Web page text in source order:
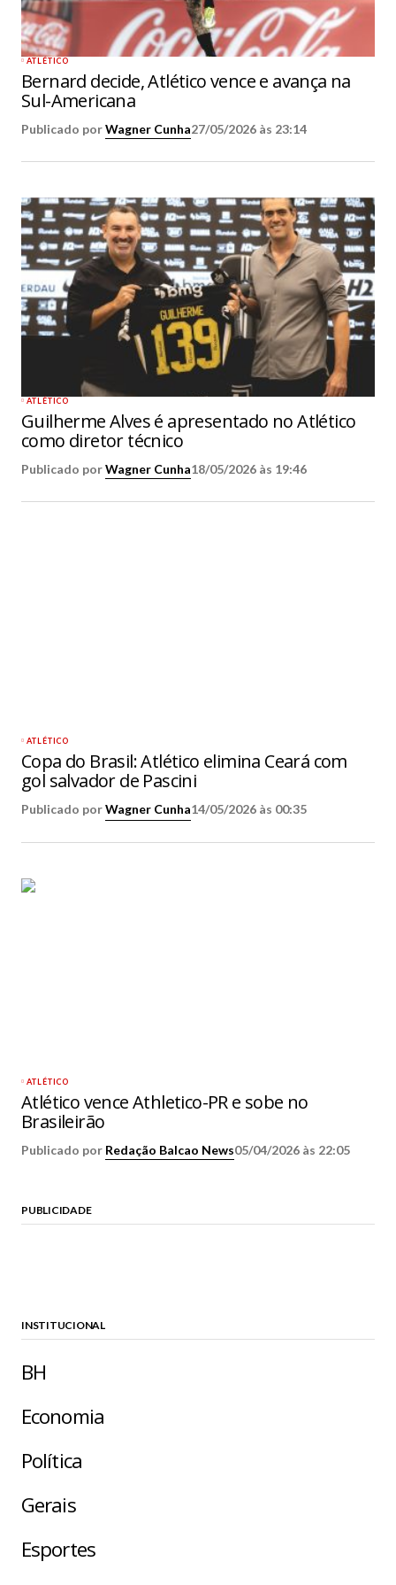
ATLÉTICO
Bernard decide, Atlético vence e avança na
Sul-Americana
Publicado porWagner Cunha27/05/2026 às 23:14
ATLÉTICO
Guilherme Alves é apresentado no Atlético
como diretor técnico
Publicado porWagner Cunha18/05/2026 às 19:46
ATLÉTICO
Copa do Brasil: Atlético elimina Ceará com
gol salvador de Pascini
Publicado porWagner Cunha14/05/2026 às 00:35
ATLÉTICO
Atlético vence Athletico-PR e sobe no
Brasileirão
Publicado por Redação Balcao News05/04/2026 às 22:05
PUBLICIDADE
INSTITUCIONAL
BH
Economia
Política
Gerais
Esportes